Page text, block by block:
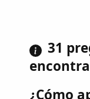
31
¿Cómo